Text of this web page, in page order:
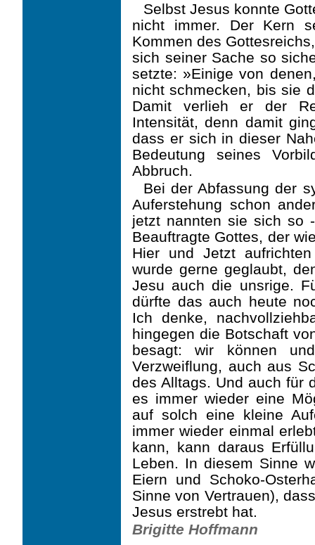
Selbst Jesus konnte
nicht immer. Der Kern
Kommen des
sich seiner Sache so
setzte: »Einige von
nicht schmecken, bis sie
Damit verlieh er der
Intensität, denn damit
dass er sich in dieser
Bedeutung seines
Abbruch.
Bei der Abfassung der
Auferstehung schon
jetzt nannten sie sich so
Beauftragte Gottes, der
Hier und Jetzt
wurde gerne geglaubt,
Jesu auch die unsrige.
dürfte das auch heute
Ich denke,
hingegen die Botschaft
besagt: wir können
Verzweiflung, auch aus
des Alltags. Und auch für
es immer wieder eine
auf solch eine kleine
immer wieder einmal
kann, kann daraus
Leben. In diesem Sinne
Eiern und Schoko-
Sinne von Vertrauen),
Jesus erstrebt hat.
Brigitte Hoffmann